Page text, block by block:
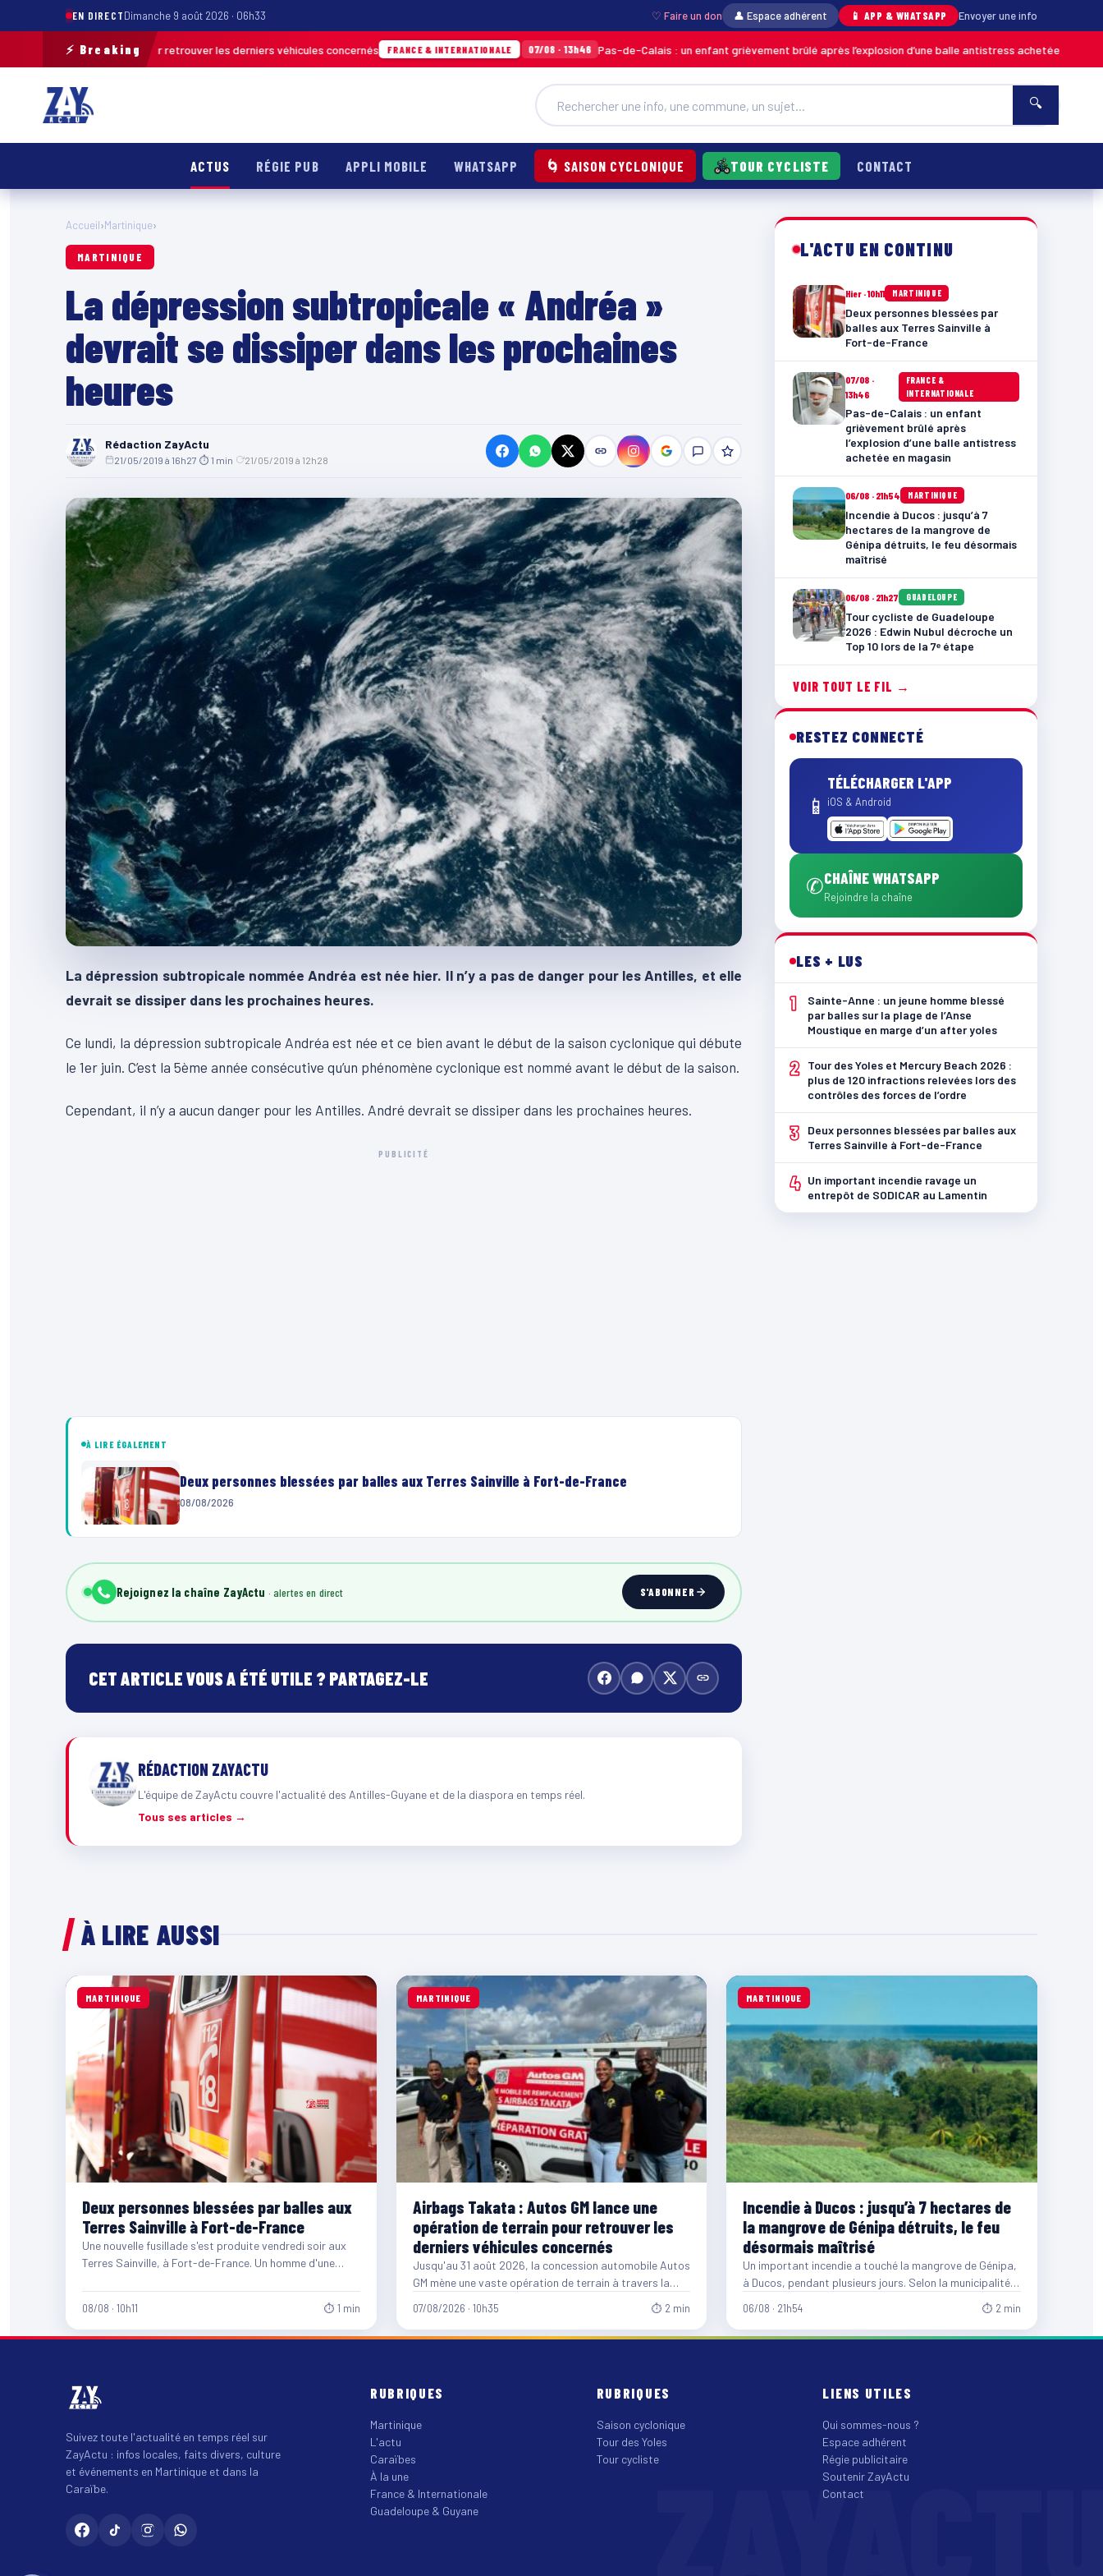
EN DIRECTDimanche 9 août 2026 · 06h33 ♡ Faire un don 👤 Espace adhérent 📱 APP & WHATSAPP Envoyer une info
⚡ Breaking
de terrain pour retrouver les derniers véhicules concernés FRANCE & INTERNATIONALE 07/08 · 13h46 Pas-de-Calais : un enfant grièvement brûlé après l’explosion d’une balle antistress achetée en magasin
🔍
ACTUS RÉGIE PUB APPLI MOBILE WHATSAPP 🌀 SAISON CYCLONIQUE TOUR CYCLISTE CONTACT
Accueil›Martinique›
MARTINIQUE
La dépression subtropicale « Andréa »
devrait se dissiper dans les prochaines
heures
Rédaction ZayActu
21/05/2019 à 16h27 ⏱ 1 min 21/05/2019 à 12h28
La dépression subtropicale nommée Andréa est née hier. Il n’y a pas de danger pour les Antilles, et elle
devrait se dissiper dans les prochaines heures.
Ce lundi, la dépression subtropicale Andréa est née et ce bien avant le début de la saison cyclonique qui débute
le 1er juin. C’est la 5ème année consécutive qu’un phénomène cyclonique est nommé avant le début de la saison.
Cependant, il n’y a aucun danger pour les Antilles. André devrait se dissiper dans les prochaines heures.
PUBLICITÉ
À LIRE ÉGALEMENT
Deux personnes blessées par balles aux Terres Sainville à Fort-de-France
08/08/2026
Rejoignez la chaîne ZayActu S'ABONNER
CET ARTICLE VOUS A ÉTÉ UTILE ? PARTAGEZ-LE
RÉDACTION ZAYACTU
L'équipe de ZayActu couvre l'actualité des Antilles-Guyane et de la diaspora en temps réel.
Tous ses articles →
L'ACTU EN CONTINU
Hier · 10h11 MARTINIQUE
Deux personnes blessées par
balles aux Terres Sainville à
Fort-de-France
07/08 ·
13h46
FRANCE &
INTERNATIONALE
Pas-de-Calais : un enfant
grièvement brûlé après
l’explosion d’une balle antistress
achetée en magasin
06/08 · 21h54 MARTINIQUE
Incendie à Ducos : jusqu’à 7
hectares de la mangrove de
Génipa détruits, le feu désormais
maîtrisé
06/08 · 21h27 GUADELOUPE
Tour cycliste de Guadeloupe
2026 : Edwin Nubul décroche un
Top 10 lors de la 7ᵉ étape
VOIR TOUT LE FIL →
RESTEZ CONNECTÉ
📱
TÉLÉCHARGER L'APP
iOS & Android
✆CHAÎNE WHATSAPP
Rejoindre la chaîne
LES + LUS
1
Sainte-Anne : un jeune homme blessé
par balles sur la plage de l’Anse
Moustique en marge d’un after yoles
2
Tour des Yoles et Mercury Beach 2026 :
plus de 120 infractions relevées lors des
contrôles des forces de l’ordre
3
Deux personnes blessées par balles aux
Terres Sainville à Fort-de-France
4 Un important incendie ravage un
entrepôt de SODICAR au Lamentin
À LIRE AUSSI
MARTINIQUE
Deux personnes blessées par balles aux
Terres Sainville à Fort-de-France
Une nouvelle fusillade s'est produite vendredi soir aux
Terres Sainville, à Fort-de-France. Un homme d'une
08/08 · 10h11 ⏱ 1 min
MARTINIQUE
Airbags Takata : Autos GM lance une
opération de terrain pour retrouver les
derniers véhicules concernés
Jusqu'au 31 août 2026, la concession automobile Autos
GM mène une vaste opération de terrain à travers la…
07/08/2026 · 10h35 ⏱ 2 min
MARTINIQUE
Incendie à Ducos : jusqu’à 7 hectares de
la mangrove de Génipa détruits, le feu
désormais maîtrisé
Un important incendie a touché la mangrove de Génipa,
à Ducos, pendant plusieurs jours. Selon la municipalité,
06/08 · 21h54 ⏱ 2 min
Suivez toute l'actualité en temps réel sur
ZayActu : infos locales, faits divers, culture
et événements en Martinique et dans la
Caraïbe.
RUBRIQUES
Martinique
L'actu
Caraïbes
À la une
France & Internationale
Guadeloupe & Guyane
RUBRIQUES
Saison cyclonique
Tour des Yoles
Tour cycliste
LIENS UTILES
Qui sommes-nous ?
Espace adhérent
Régie publicitaire
Soutenir ZayActu
Contact